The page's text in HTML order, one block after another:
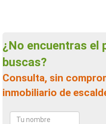
¿No encuentras el piso en alquiler que
buscas?
Consulta, sin compromiso, a un agente
inmobiliario de